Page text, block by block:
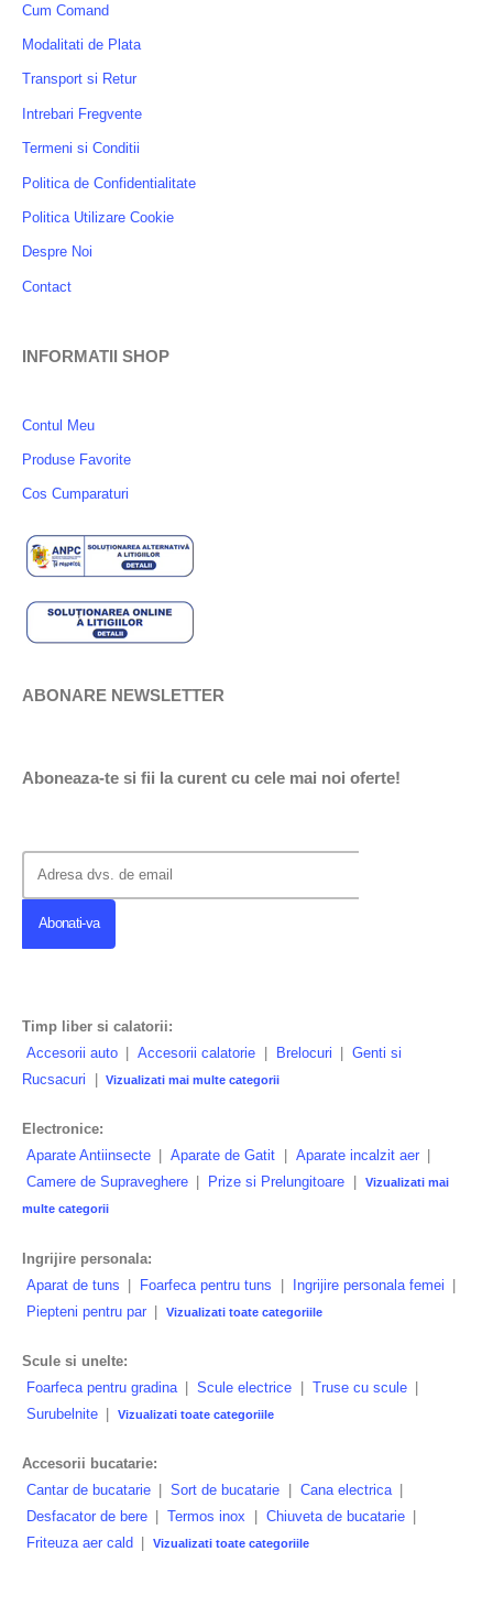
Cum Comand
Modalitati de Plata
Transport si Retur
Intrebari Fregvente
Termeni si Conditii
Politica de Confidentialitate
Politica Utilizare Cookie
Despre Noi
Contact
INFORMATII SHOP
Contul Meu
Produse Favorite
Cos Cumparaturi
ABONARE NEWSLETTER
Aboneaza-te si fii la curent cu cele mai noi oferte!
Timp liber si calatorii:
Accesorii auto
Accesorii calatorie Brelocuri
Genti si
Rucsacuri
Vizualizati mai multe categorii
Electronice:
Aparate Antiinsecte
Aparate de Gatit Aparate incalzit aer
Camere de Supraveghere
Prize si Prelungitoare
Vizualizati mai
multe categorii
Ingrijire personala:
Aparat de tuns | Foarfeca pentru tuns | Ingrijire personala femei |
Piepteni pentru par | Vizualizati toate categoriile
Scule si unelte:
Foarfeca pentru gradina
Scule electrice Truse cu scule
Surubelnite
Vizualizati toate categoriile
Accesorii bucatarie:
Cantar de bucatarie
Sort de bucatarie Cana electrica
Desfacator de bere
Termos inox Chiuveta de bucatarie
Friteuza aer cald
Vizualizati toate categoriile